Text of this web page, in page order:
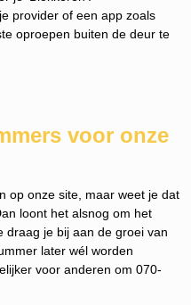
provider of een app zoals
oproepen buiten de deur te
voor onze
op onze site, maar weet je dat
loont het alsnog om het
draag je bij aan de groei van
later wél worden
voor anderen om 070-